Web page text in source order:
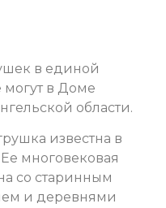
в единой
в Доме
области.
известна в
многовековая
со старинным
и деревнями